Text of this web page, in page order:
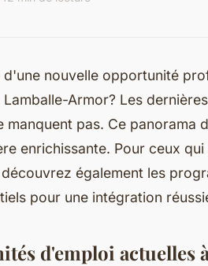
d'une nouvelle opportunité
Armor? Les
manquent pas. Ce panorama
enrichissante. Pour ceux
également les
pour une intégration
d'emploi actuelles